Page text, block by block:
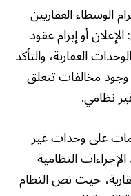
الوسطاء العقاريين
أو إبرام عقود
العقارية، والتأكد
وجود مخالفات تتعلق
نظامي.
على وحدات غير
النظامية
حيث نص النظام